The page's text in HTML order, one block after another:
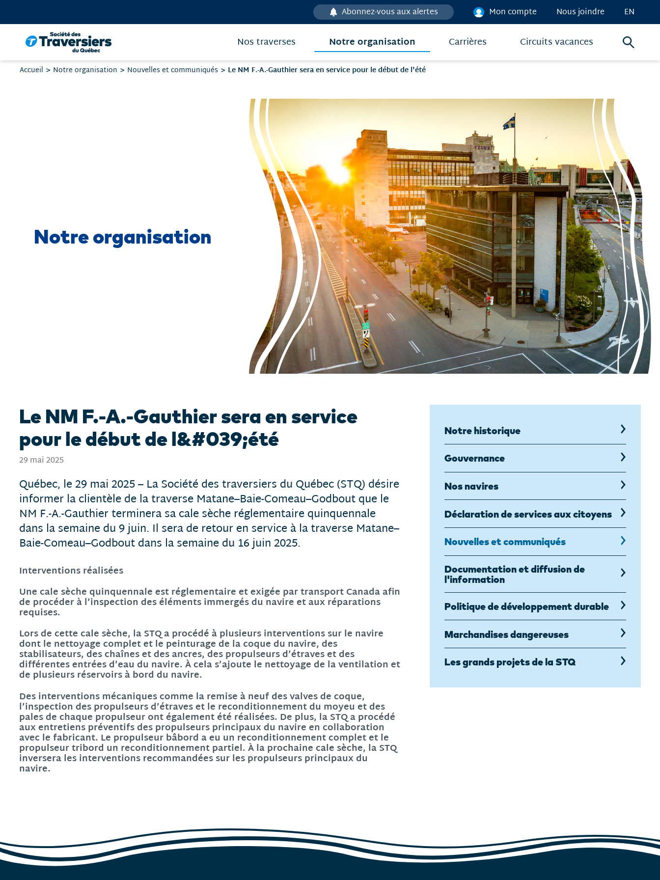
contenu
Abonnez-vous aux alertes Mon compte Nous joindre EN
Nos traverses Notre organisation Carrières
Circuits vacances
Vous
Accueil Notre organisation Nouvelles et communiqués Le NM F.-A.-Gauthier sera en service pour le début de l'été
Notre organisation
Le NM F.-A.-Gauthier sera en service
pour le début de l&#039;été
29 mai 2025
Québec, le 29 mai 2025 – La Société des traversiers du Québec (STQ) désire
informer la clientèle de la traverse Matane–Baie-Comeau–Godbout que le
NM F.-A.-Gauthier terminera sa cale sèche réglementaire quinquennale
dans la semaine du 9 juin. Il sera de retour en service à la traverse Matane–
Baie-Comeau–Godbout dans la semaine du 16 juin 2025.
Interventions réalisées
Une cale sèche quinquennale est réglementaire et exigée par transport Canada afin
de procéder à l’inspection des éléments immergés du navire et aux réparations
requises.
Lors de cette cale sèche, la STQ a procédé à plusieurs interventions sur le navire
dont le nettoyage complet et le peinturage de la coque du navire, des
stabilisateurs, des chaînes et des ancres, des propulseurs d’étraves et des
différentes entrées d’eau du navire. À cela s’ajoute le nettoyage de la ventilation et
de plusieurs réservoirs à bord du navire.
Des interventions mécaniques comme la remise à neuf des valves de coque,
l’inspection des propulseurs d’étraves et le reconditionnement du moyeu et des
pales de chaque propulseur ont également été réalisées. De plus, la STQ a procédé
aux entretiens préventifs des propulseurs principaux du navire en collaboration
avec le fabricant. Le propulseur bâbord a eu un reconditionnement complet et le
propulseur tribord un reconditionnement partiel. À la prochaine cale sèche, la STQ
inversera les interventions recommandées sur les propulseurs principaux du
navire.
Notre historique
Gouvernance
Nos navires
Déclaration de services aux citoyens
Nouvelles et communiqués
Documentation et diffusion de
l'information
Politique de développement durable
Marchandises dangereuses
Les grands projets de la STQ